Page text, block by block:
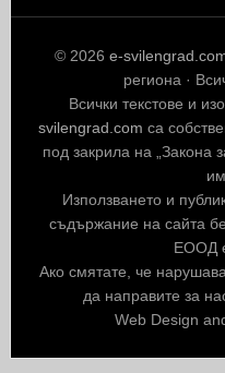
© 2026e-
региона ·
Всички текстове и
svilengrad.com са
под закрила на „Закона
Използването и
съдържание на сайта
ЕООД
Ако смятате, че
да направите за
Web Design